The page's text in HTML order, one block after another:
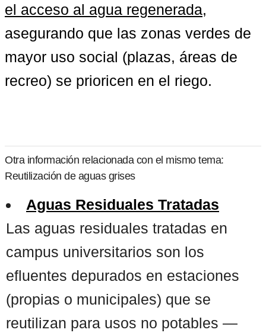
el acceso al agua regenerada,
asegurando que las zonas verdes de
mayor uso social (plazas, áreas de
recreo) se prioricen en el riego.
Otra información relacionada con el mismo tema:
Reutilización de aguas grises
Aguas Residuales Tratadas
Las aguas residuales tratadas en
campus universitarios son los
efluentes depurados en estaciones
(propias o municipales) que se
reutilizan para usos no potables —